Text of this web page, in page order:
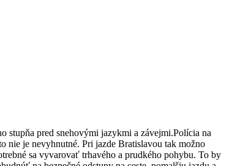
stupňa pred snehovými jazykmi a závejmi.Polícia na
je nevyhnutné. Pri jazde Bratislavou tak možno
sa vyvarovať trhavého a prudkého pohybu. To by